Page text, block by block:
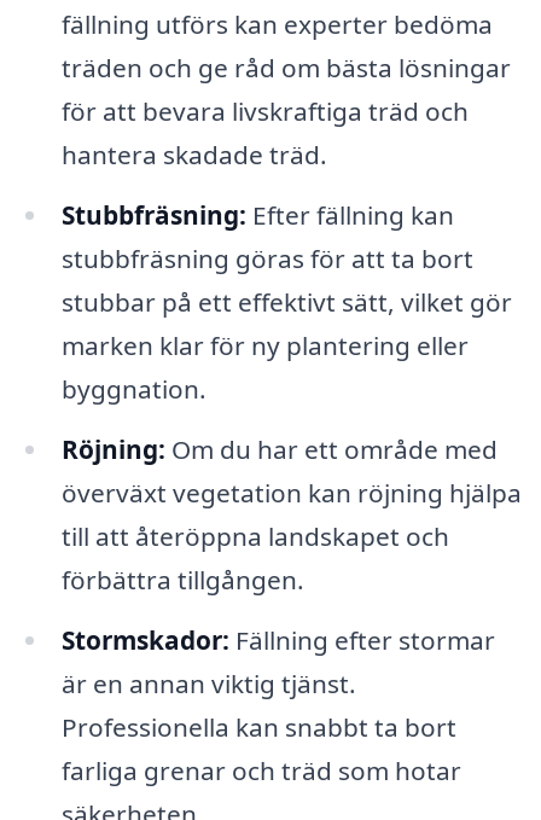
fällning utförs kan experter bedöma
träden och ge råd om bästa lösningar
för att bevara livskraftiga träd och
hantera skadade träd.
Stubbfräsning: Efter fällning kan
stubbfräsning göras för att ta bort
stubbar på ett effektivt sätt, vilket gör
marken klar för ny plantering eller
byggnation.
Röjning: Om du har ett område med
överväxt vegetation kan röjning hjälpa
till att återöppna landskapet och
förbättra tillgången.
Stormskador: Fällning efter stormar
är en annan viktig tjänst.
Professionella kan snabbt ta bort
farliga grenar och träd som hotar